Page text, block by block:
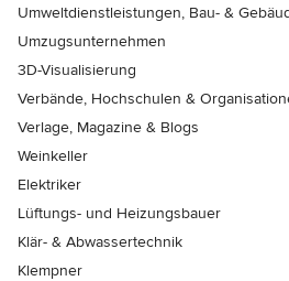
Umweltdienstleistungen, Bau- &
Umzugsunternehmen
3D-Visualisierung
Verbände, Hochschulen &
Verlage, Magazine & Blogs
Weinkeller
Elektriker
Lüftungs- und Heizungsbauer
Klär- & Abwassertechnik
Klempner